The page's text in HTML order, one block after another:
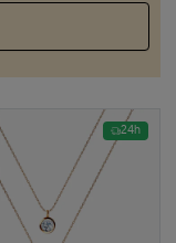
24h